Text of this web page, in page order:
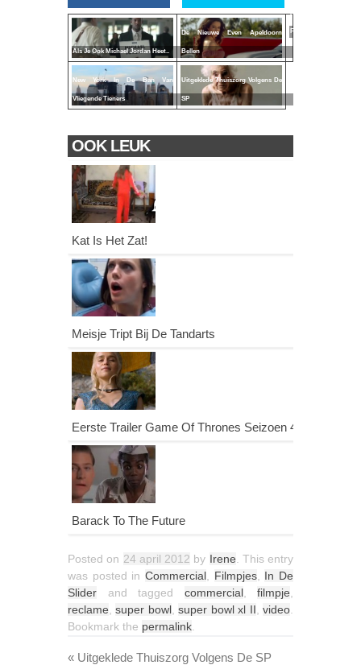
Als Je Ook Michael Jordan Heet..
De Nieuwe Even Apeldoorn
Bellen
Niet Echt
Feministisch
New York In De Ban Van
Vliegende Tieners
Uitgeklede Thuiszorg Volgens De
SP
OOK LEUK
Kat Is Het Zat!
Meisje Tript Bij De Tandarts
Eerste Trailer Game Of Thrones Seizoen 4
Barack To The Future
Posted on 24 april 2012 by Irene . This entry
was posted in Commercial Filmpjes, In De
Slider and tagged commercial, filmpje
reclame ,super bowl,super bowl xl II ,video
Bookmark the permalink
« Uitgeklede Thuiszorg Volgens De SP